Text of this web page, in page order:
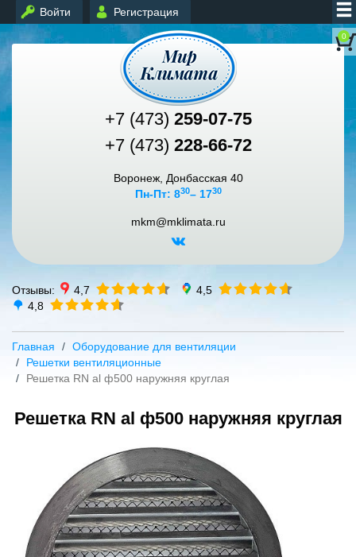
Войти Регистрация
0
+7 (473) 259-07-75
+7 (473) 228-66-72
Воронеж, Донбасская 40
Пн-Пт: 830– 1730
mkm@mklimata.ru
Отзывы: 4,7
4,5
4,8
Главная
Оборудование для вентиляции
Решетки вентиляционные
Решетка RN al ф500 наружняя круглая
Решетка RN al ф500 наружняя круглая